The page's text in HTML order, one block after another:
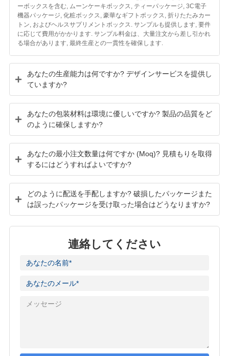
ーボックスを含む, ムーンケーキボックス, ティーパッケージ, 3C電子
機器パッケージ, 化粧ボックス, 豪華なギフトボックス, 折りたたみカー
トン, およびヘルスサプリメントボックス. サンプルも提供します, 要件
に応じて費用がかかります. サンプル料金は、大量注文から差し引かれ
る場合があります, 最終生産との一貫性を確保します.
あなたの生産能力は何ですか? デザインサービスを提供し
ていますか?
あなたの包装材料は環境に優しいですか? 製品の品質をど
のように確保しますか?
あなたの最小注文数量は何ですか (Moq)? 見積もりを取得
するにはどうすればよいですか?
どのように配送を手配しますか? 破損したパッケージまた
は誤ったパッケージを受け取った場合はどうなりますか?
連絡してください